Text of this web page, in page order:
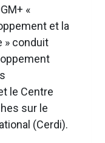
«
et la
» conduit
le Centre
sur le
(Cerdi).